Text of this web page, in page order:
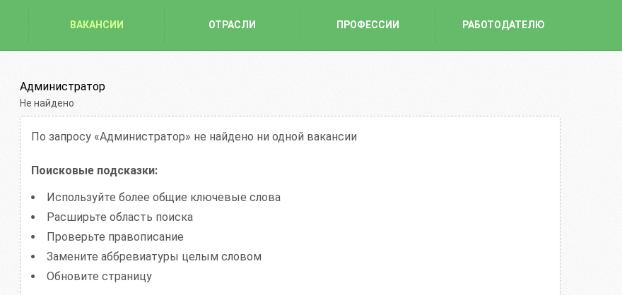
ВАКАНСИИ ОТРАСЛИ ПРОФЕССИИ РАБОТОДАТЕЛЮ
Администратор
Не найдено
По запросу «Администратор» не найдено ни одной вакансии
Поисковые подсказки:
Используйте более общие ключевые слова
Расширьте область поиска
Проверьте правописание
Замените аббревиатуры целым словом
Обновите страницу